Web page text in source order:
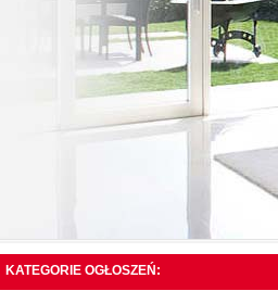
KATEGORIE OGŁOSZEŃ: